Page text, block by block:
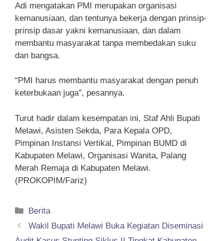
Adi mengatakan PMI merupakan organisasi
kemanusiaan, dan tentunya bekerja dengan prinsip-
prinsip dasar yakni kemanusiaan, dan dalam
membantu masyarakat tanpa membedakan suku
dan bangsa.
“PMI harus membantu masyarakat dengan penuh
keterbukaan juga”, pesannya.
Turut hadir dalam kesempatan ini, Staf Ahli Bupati
Melawi, Asisten Sekda, Para Kepala OPD,
Pimpinan Instansi Vertikal, Pimpinan BUMD di
Kabupaten Melawi, Organisasi Wanita, Palang
Merah Remaja di Kabupaten Melawi.
(PROKOPIM/Fariz)
Kategori
Berita
Wakil Bupati Melawi Buka Kegiatan Diseminasi